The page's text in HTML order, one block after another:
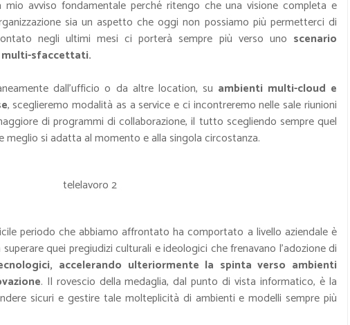
avviso fondamentale perché ritengo che una visione completa e
sia un aspetto che oggi non possiamo più permetterci di
negli ultimi mesi ci porterà sempre più verso uno scenario
sfaccettati.
dall’ufficio o da altre location, su ambienti multi-cloud e
, sceglieremo modalità as a service e ci incontreremo nelle sale riunioni
di programmi di collaborazione, il tutto scegliendo sempre quel
meglio si adatta al momento e alla singola circostanza.
periodo che abbiamo affrontato ha comportato a livello aziendale è
quei pregiudizi culturali e ideologici che frenavano l’adozione di
accelerando ulteriormente la spinta verso ambienti
. Il rovescio della medaglia, dal punto di vista informatico, è la
sicuri e gestire tale molteplicità di ambienti e modelli sempre più